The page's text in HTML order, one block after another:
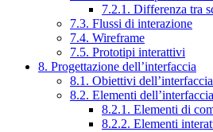
7.2.1. Differenza tra
7.3. Flussi di interazione
7.4. Wireframe
7.5. Prototipi interattivi
8. Progettazione dell’interfaccia
8.1. Obiettivi dell’interfaccia
8.2. Elementi dell’interfaccia
8.2.1. Elementi di
8.2.2. Elementi